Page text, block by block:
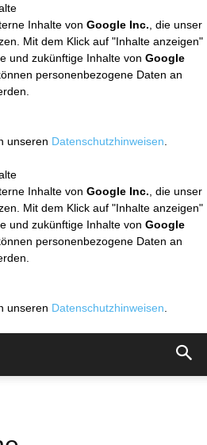
Inhalte von Google Inc. , die unser
Mit dem Klick auf "Inhalte anzeigen"
und zukünftige Inhalte von Google
personenbezogene Daten an
unseren Datenschutzhinweisen
Inhalte von Google Inc. , die unser
Mit dem Klick auf "Inhalte anzeigen"
und zukünftige Inhalte von Google
personenbezogene Daten an
unseren Datenschutzhinweisen